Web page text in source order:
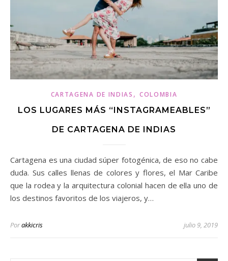
CARTAGENA DE INDIAS , COLOMBIA
LOS LUGARES MÁS “INSTAGRAMEABLES”
DE CARTAGENA DE INDIAS
Cartagena es una ciudad súper fotogénica, de eso no cabe
duda. Sus calles llenas de colores y flores, el Mar Caribe
que la rodea y la arquitectura colonial hacen de ella uno de
los destinos favoritos de los viajeros, y…
Porakkicris julio 9, 2019